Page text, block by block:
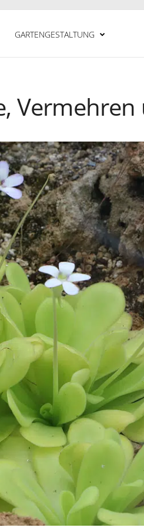
GARTENGESTALTUNG